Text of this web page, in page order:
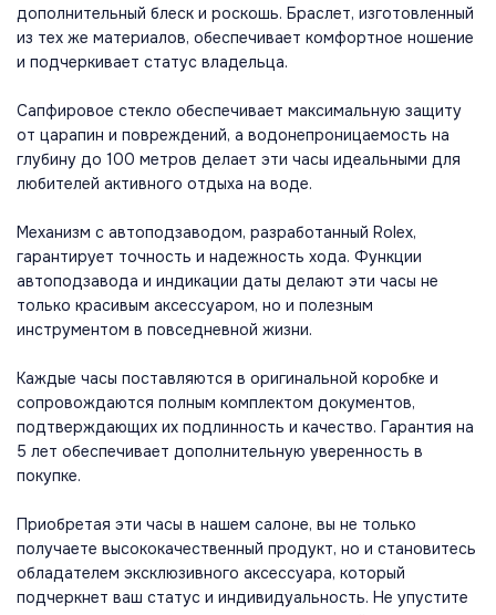
дополнительный блеск и роскошь. Браслет, изготовленный
из тех же материалов, обеспечивает комфортное ношение
и подчеркивает статус владельца.
Сапфировое стекло обеспечивает максимальную защиту
от царапин и повреждений, а водонепроницаемость на
глубину до 100 метров делает эти часы идеальными для
любителей активного отдыха на воде.
Механизм с автоподзаводом, разработанный Rolex,
гарантирует точность и надежность хода. Функции
автоподзавода и индикации даты делают эти часы не
только красивым аксессуаром, но и полезным
инструментом в повседневной жизни.
Каждые часы поставляются в оригинальной коробке и
сопровождаются полным комплектом документов,
подтверждающих их подлинность и качество. Гарантия на
5 лет обеспечивает дополнительную уверенность в
покупке.
Приобретая эти часы в нашем салоне, вы не только
получаете высококачественный продукт, но и становитесь
обладателем эксклюзивного аксессуара, который
подчеркнет ваш статус и индивидуальность. Не упустите